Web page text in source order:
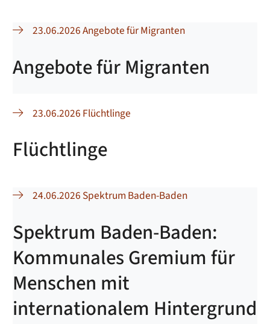
23.06.2026 Angebote für Migranten
Angebote für Migranten
23.06.2026 Flüchtlinge
Flüchtlinge
24.06.2026 Spektrum Baden-Baden
Spektrum Baden-Baden:
Kommunales Gremium für
Menschen mit
internationalem Hintergrund